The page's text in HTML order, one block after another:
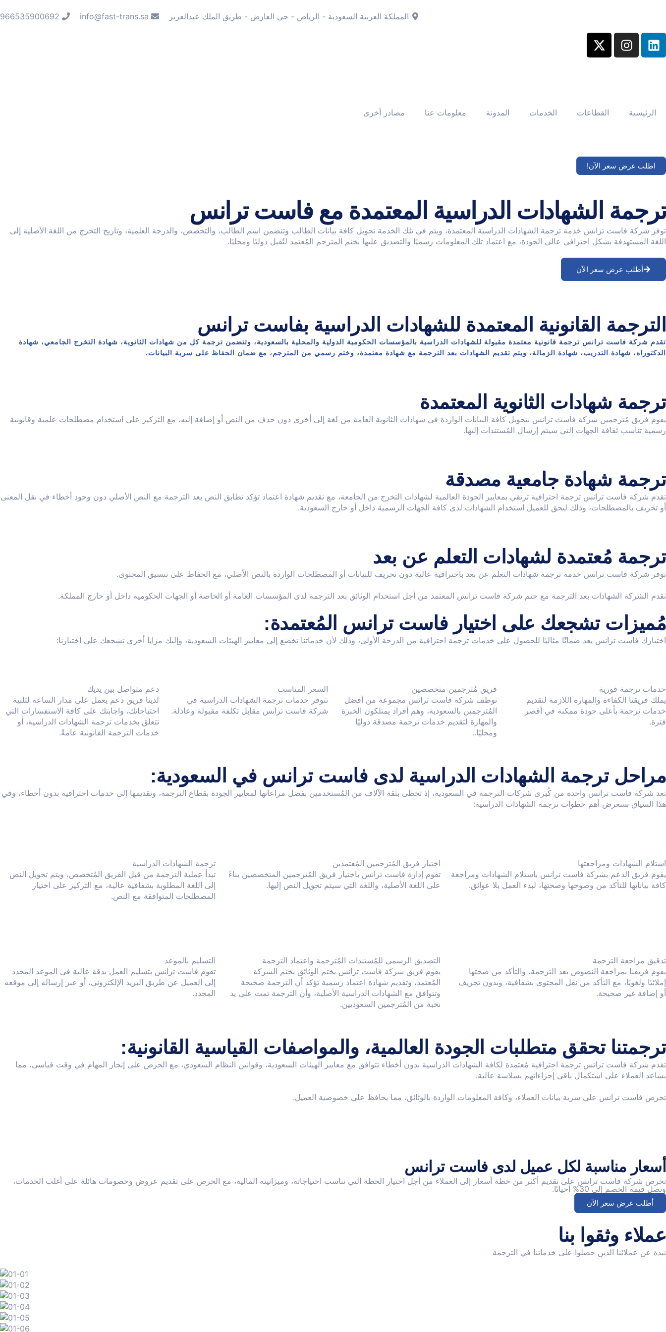
المملكة العربية السعودية - الرياض - حي العارض - طريق الملك عبدالعزيز info@fast-trans.sa
966535900692
الرئيسية القطاعات الخدمات المدونة معلومات عنا مصادر أخرى
اطلب عرض سعر الآن!
ترجمة الشهادات الدراسية المعتمدة مع فاست ترانس
توفر شركة فاست ترانس خدمة ترجمة الشهادات الدراسية المعتمدة، ويتم في تلك الخدمة تحويل كافة بيانات الطالب وتتضمن اسم الطالب، والتخصص، والدرجة العلمية، وتاريخ التخرج من اللغة الأصلية إلى
اللغة المستهدفة بشكل احترافي عالي الجودة، مع اعتماد تلك المعلومات رسميًا والتصديق عليها بختم المترجم المُعتمد لتُقبل دوليًا ومحليًا.
أطلب عرض سعر الآن
الترجمة القانونية المعتمدة للشهادات الدراسية بفاست ترانس
تقدم شركة فاست ترانس ترجمة قانونية معتمدة مقبولة للشهادات الدراسية بالمؤسسات الحكومية الدولية والمحلية بالسعودية، وتتضمن ترجمة كل من شهادات الثانوية، شهادة التخرج الجامعي، شهادة
الدكتوراه، شهادة التدريب، شهادة الزمالة، ويتم تقديم الشهادات بعد الترجمة مع شهادة معتمدة، وختم رسمي من المترجم، مع ضمان الحفاظ على سرية البيانات.
ترجمة شهادات الثانوية المعتمدة
يقوم فريق مُترجمين شركة فاست ترانس بتحويل كافة البيانات الواردة في شهادات الثانوية العامة من لغة إلى أخرى دون حذف من النص أو إضافة إليه، مع التركيز على استخدام مصطلحات علمية وقانونية
رسمية تناسب ثقافة الجهات التي سيتم إرسال المُستندات إليها.
ترجمة شهادة جامعية مصدقة
تقدم شركة فاست ترانس ترجمة احترافية ترتقي بمعايير الجودة العالمية لشهادات التخرج من الجامعة، مع تقديم شهادة اعتماد تؤكد تطابق النص بعد الترجمة مع النص الأصلي دون وجود أخطاء في نقل المعنى
أو تحريف بالمصطلحات، وذلك ليحق للعميل استخدام الشهادات لدى كافة الجهات الرسمية داخل أو خارج السعودية.
ترجمة مُعتمدة لشهادات التعلم عن بعد
توفر شركة فاست ترانس خدمة ترجمة شهادات التعلم عن بعد باحترافية عالية دون تحريف للبيانات أو المصطلحات الواردة بالنص الأصلي، مع الحفاظ على تنسيق المحتوى.
تقدم الشركة الشهادات بعد الترجمة مع ختم شركة فاست ترانس المعتمد من أجل استخدام الوثائق بعد الترجمة لدى المؤسسات العامة أو الخاصة أو الجهات الحكومية داخل أو خارج المملكة.
مُميزات تشجعك على اختيار فاست ترانس المُعتمدة:
اختيارك فاست ترانس يعد ضمانًا مثاليًا للحصول على خدمات ترجمة احترافية من الدرجة الأولى، وذلك لأن خدماتنا تخضع إلى معايير الهيئات السعودية، وإليك مزايا أخرى تشجعك على اختيارنا:
خدمات ترجمة فورية
يملك فريقنا الكفاءة والمهارة اللازمة لتقديم
خدمات ترجمة بأعلى جودة ممكنة في أقصر
فترة.
فريق مُترجمين متخصصين
توظف شركة فاست ترانس مجموعة من أفضل
المُترجمين بالسعودية، وهم أفراد يمتلكون الخبرة
والمهارة لتقديم خدمات ترجمة مصدقة دوليًا
ومحليًا..
السعر المناسب
تتوفر خدمات ترجمة الشهادات الدراسية في
شركة فاست ترانس مقابل تكلفة مقبولة وعادلة.
دعم متواصل بين يديك
لدينا فريق دعم يعمل على مدار الساعة لتلبية
احتياجاتك، واجابتك على كافة الاستفسارات التي
تتعلق بخدمات ترجمة الشهادات الدراسية، أو
خدمات الترجمة القانونية عامةً.
مراحل ترجمة الشهادات الدراسية لدى فاست ترانس في السعودية:
تعد شركة فاست ترانس واحدة من كُبرى شركات الترجمة في السعودية، إذ تحظى بثقة الآلاف من المُستخدمين بفضل مراعاتها لمعايير الجودة بقطاع الترجمة، وتقديمها إلى خدمات احترافية بدون أخطاء، وفي
هذا السياق سنعرض أهم خطوات ترجمة الشهادات الدراسية:
استلام الشهادات ومراجعتها
يقوم فريق الدعم بشركة فاست ترانس باستلام الشهادات ومراجعة
كافة بياناتها للتأكد من وضوحها وصحتها، لبدء العمل بلا عوائق.
اختيار فريق المُترجمين المُعتمدين
تقوم إدارة فاست ترانس باختيار فريق المُترجمين المتخصصين بناءً
على اللغة الأصلية، واللغة التي سيتم تحويل النص إليها.
ترجمة الشهادات الدراسية
تبدأ عملية الترجمة من قبل الفريق المُتخصص، ويتم تحويل النص
إلى اللغة المطلوبة بشفافية عالية، مع التركيز على اختيار
المصطلحات المتوافقة مع النص.
تدقيق مراجعة الترجمة
يقوم فريقنا بمراجعة النصوص بعد الترجمة، والتأكد من صحتها
إملائيًا ولغويًا، مع التأكد من نقل المحتوى بشفافية، وبدون تحريف
أو إضافة غير صحيحة.
التصديق الرسمي للمُستندات المُترجمة واعتماد الترجمة
يقوم فريق شركة فاست ترانس بختم الوثائق بختم الشركة
المُعتمد، وتقديم شهادة اعتماد رسمية تؤكد أن الترجمة صحيحة
وتتوافق مع الشهادات الدراسية الأصلية، وأن الترجمة تمت على يد
نخبة من المُترجمين السعوديين.
التسليم بالموعد
تقوم فاست ترانس بتسليم العمل بدقة عالية في الموعد المحدد
إلى العميل عن طريق البريد الإلكتروني، أو عبر إرساله إلى موقعه
المحدد.
ترجمتنا تحقق متطلبات الجودة العالمية، والمواصفات القياسية القانونية:
تقدم شركة فاست ترانس ترجمة احترافية مُعتمدة لكافة الشهادات الدراسية بدون أخطاء تتوافق مع معايير الهيئات السعودية، وقوانين النظام السعودي، مع الحرص على إنجاز المهام في وقت قياسي، مما
يساعد العملاء على استكمال باقي إجراءاتهم بسلاسة عالية.
تحرص فاست ترانس على سرية بيانات العملاء، وكافة المعلومات الواردة بالوثائق، مما يحافظ على خصوصية العميل.
أسعار مناسبة لكل عميل لدى فاست ترانس
تحرص شركة فاست ترانس على تقديم أكثر من خطة أسعار إلى العملاء من أجل اختيار الخطة التي تناسب احتياجاته، وميزانيته المالية، مع الحرص على تقديم عروض وخصومات هائلة على أغلب الخدمات،
وتصل قيمة الخصم إلى 30% أحيانًا.
أطلب عرض سعر الآن
عملاء وثقوا بنا
نبذة عن عملائنا الذين حصلوا على خدماتنا في الترجمة